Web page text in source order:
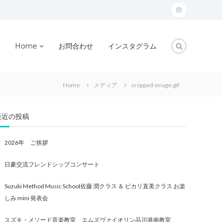
instagram
Home お問合わせ インスタグラム
Home メディア cropped-image.gif
近の投稿
2026年 ご挨拶
日豪交流フレンドシップコンサート
Suzuki Method Music School佐藤 潤クラス ＆ ピカリ直美クラス お楽
しみ mini 発表会
スズキ・メソード音楽教室 エムズヴァイオリン品川港南教室